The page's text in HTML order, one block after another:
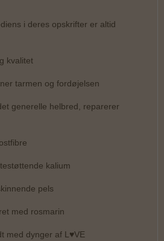
i deres opskrifter er altid
kvalitet
tarmen og fordøjelsen
generelle helbred, reparerer
kalium
pels
med rosmarin
med dynger af L♥VE